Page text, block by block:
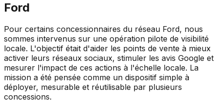
Ford
Pour certains concessionnaires du réseau Ford, nous
sommes intervenus sur une opération pilote de visibilité
locale. L'objectif était d'aider les points de vente à mieux
activer leurs réseaux sociaux, stimuler les avis Google et
mesurer l'impact de ces actions à l'échelle locale. La
mission a été pensée comme un dispositif simple à
déployer, mesurable et réutilisable par plusieurs
concessions.